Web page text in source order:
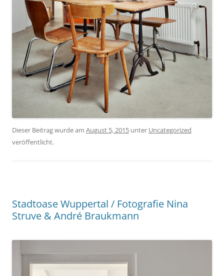
Dieser Beitrag wurde am August 5, 2015 unter Uncategorized
veröffentlicht.
Stadtoase Wuppertal / Fotografie Nina
Struve & André Braukmann